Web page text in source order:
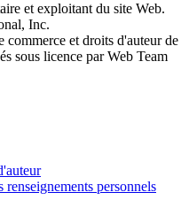
et exploitant du site Web.
Inc.
commerce et droits d'auteur de
sous licence par Web Team
personnels